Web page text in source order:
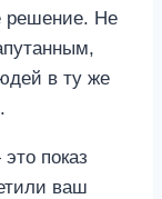
решение. Не
в ту же
показ
ваш